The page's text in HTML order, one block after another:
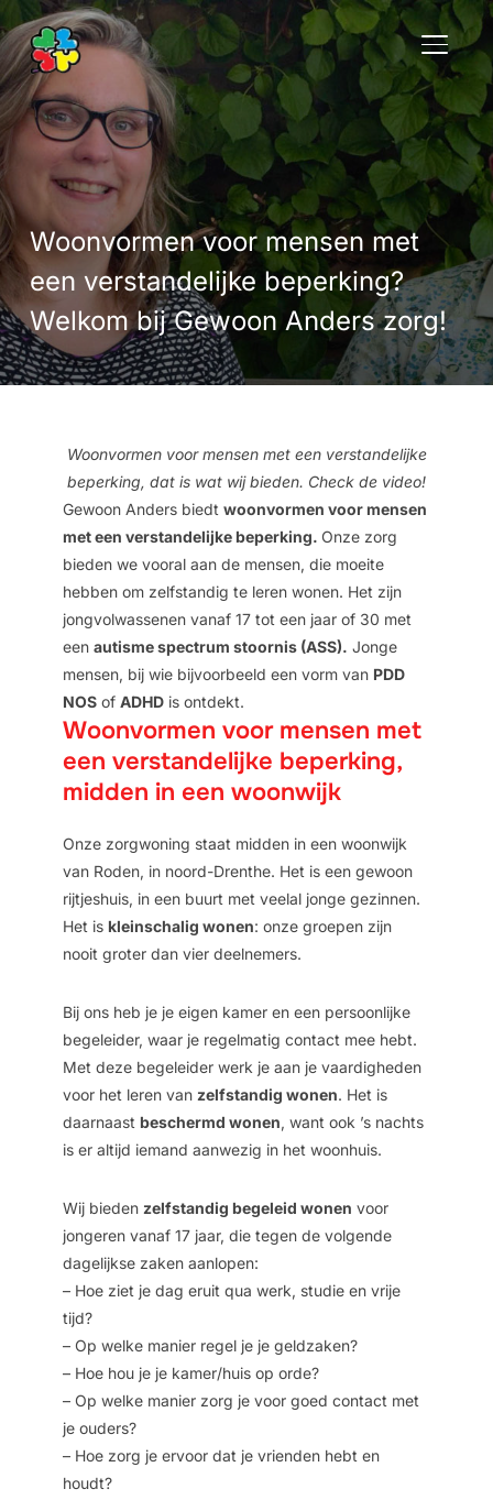
Woonvormen voor mensen met
een verstandelijke beperking?
Welkom bij Gewoon Anders zorg!
Woonvormen voor mensen met een verstandelijke
beperking, dat is wat wij bieden. Check de video!
Gewoon Anders biedt woonvormen voor mensen
met een verstandelijke beperking. Onze zorg
bieden we vooral aan de mensen, die moeite
hebben om zelfstandig te leren wonen. Het zijn
jongvolwassenen vanaf 17 tot een jaar of 30 met
een autisme spectrum stoornis (ASS). Jonge
mensen, bij wie bijvoorbeeld een vorm van PDD
NOSof ADHDis ontdekt.
Woonvormen voor mensen met
een verstandelijke beperking,
midden in een woonwijk
Onze zorgwoning staat midden in een woonwijk
van Roden, in noord-Drenthe. Het is een gewoon
rijtjeshuis, in een buurt met veelal jonge gezinnen.
Het is kleinschalig wonen: onze groepen zijn
nooit groter dan vier deelnemers.
Bij ons heb je je eigen kamer en een persoonlijke
begeleider, waar je regelmatig contact mee hebt.
Met deze begeleider werk je aan je vaardigheden
voor het leren van zelfstandig wonen. Het is
daarnaast beschermd wonen, want ook ’s nachts
is er altijd iemand aanwezig in het woonhuis.
Wij bieden zelfstandig begeleid wonen voor
jongeren vanaf 17 jaar, die tegen de volgende
dagelijkse zaken aanlopen:
– Hoe ziet je dag eruit qua werk, studie en vrije
tijd?
– Op welke manier regel je je geldzaken?
– Hoe hou je je kamer/huis op orde?
– Op welke manier zorg je voor goed contact met
je ouders?
– Hoe zorg je ervoor dat je vrienden hebt en
houdt?